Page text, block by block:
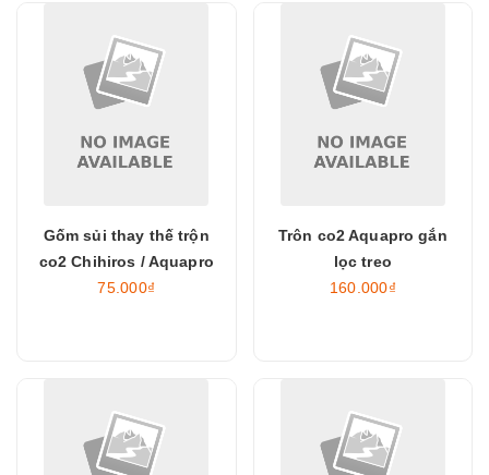
Gốm sủi thay thế trộn
co2 Chihiros / Aquapro
75.000₫
Trôn co2 Aquapro gắn
lọc treo
160.000₫